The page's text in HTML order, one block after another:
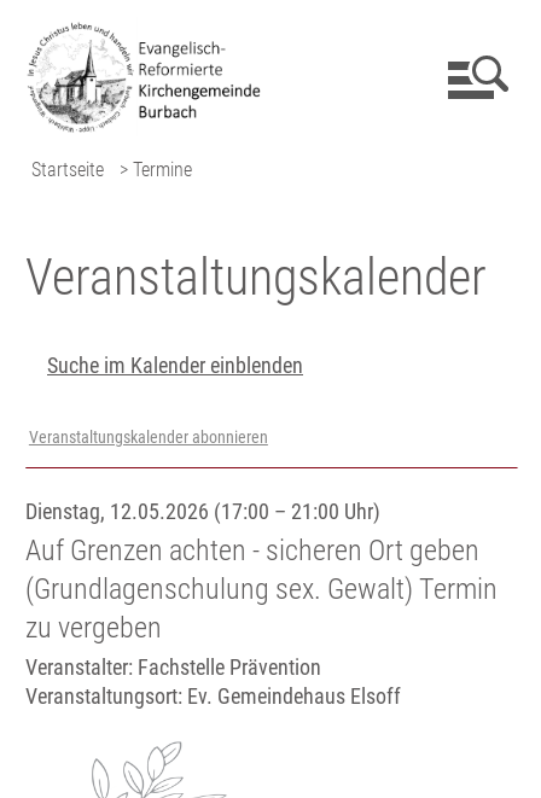
Startseite > Termine
Veranstaltungs­kalender
Suche im Kalender einblenden
Veranstaltungskalender abonnieren
Dienstag, 12.05.2026 (17:00 – 21:00 Uhr)
Auf Grenzen achten - sicheren Ort geben
(Grundlagenschulung sex. Gewalt) Termin
zu vergeben
Veranstalter: Fachstelle Prävention
Veranstaltungsort: Ev. Gemeindehaus Elsoff